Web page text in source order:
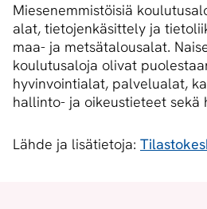
Miesenemmistöisiä
alat, tietojenkäsittely ja
maa- ja metsätalousalat.
koulutusaloja olivat
hyvinvointialat, palvelualat,
hallinto- ja oikeustieteet sekä
Lähde ja lisätietoja: